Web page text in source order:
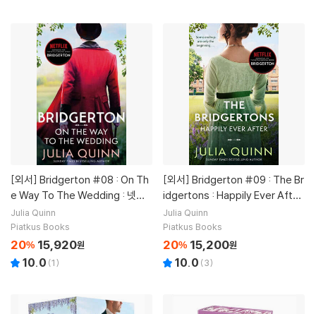
[외서]
e Way To The Wedding : 넷플
릭스 '브리저튼' 원작소설
Julia Quinn
Piatkus Books
20% 15,920원
10.0 (1)
[외서]
idgertons : Happily Ever After
넷플릭스 '브리저튼' 원작소설
Julia Quinn
Piatkus Books
20% 15,200원
10.0 (3)